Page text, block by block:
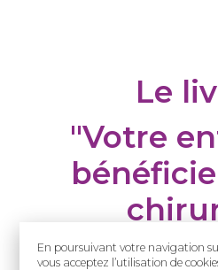
En poursuivant votre navigation
vous acceptez l’utilisation de
Le
"Votre